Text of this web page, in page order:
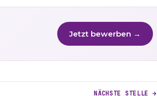
Jetzt bewerben →
NÄCHSTE STELLE →